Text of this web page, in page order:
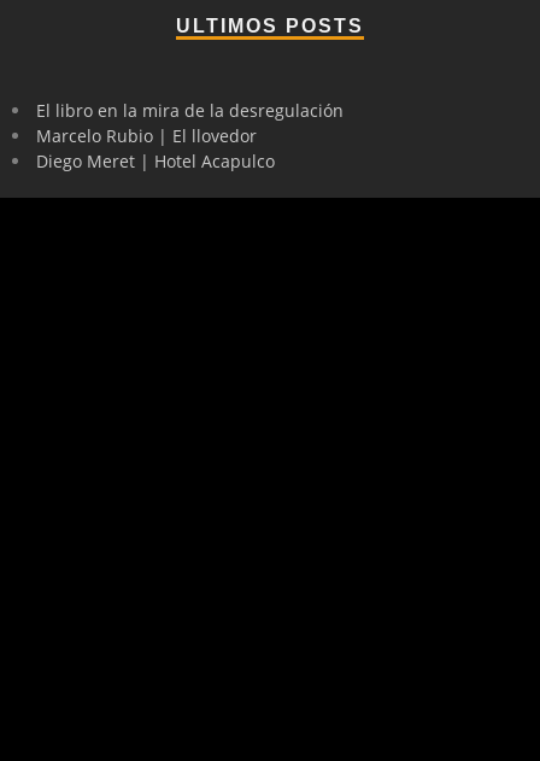
ULTIMOS POSTS
El libro en la mira de la desregulación
Marcelo Rubio | El llovedor
Diego Meret | Hotel Acapulco